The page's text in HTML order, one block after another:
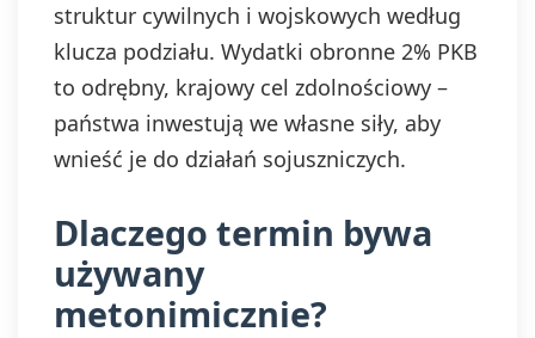
struktur cywilnych i wojskowych według
klucza podziału. Wydatki obronne 2% PKB
to odrębny, krajowy cel zdolnościowy –
państwa inwestują we własne siły, aby
wnieść je do działań sojuszniczych.
Dlaczego termin bywa
używany
metonimicznie?